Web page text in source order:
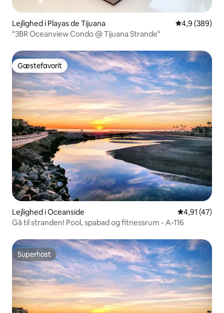
Lejlighed i Playas de Tijuana 4,9 ud af 5 i
4,9 (389)
"3BR Oceanview Condo @ Tijuana Strande"
Gæstefavorit
Gæstefavorit
Lejlighed i Oceanside 4,91 ud af 5
4,91 (47)
Gå til stranden! Pool, spabad og fitnessrum - A-116
Superhost
Superhost